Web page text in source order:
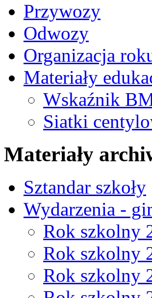
Przywozy
Odwozy
Organizacja
Materiały
Wskaźnik
Siatki
Materiały
Sztandar szkoły
Wydarzenia -
Rok szkolny
Rok szkolny
Rok szkolny